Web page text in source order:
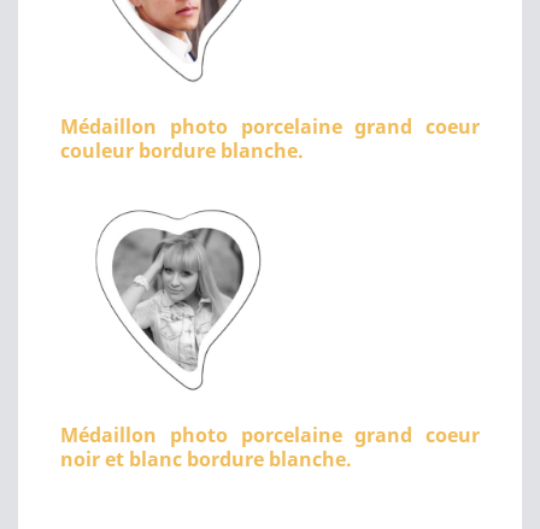
Médaillon photo porcelaine grand coeur
couleur bordure blanche.
Médaillon photo porcelaine grand coeur
noir et blanc bordure blanche.